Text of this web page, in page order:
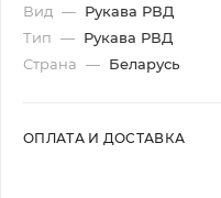
Вид — Рукава РВД
Тип — Рукава РВД
Страна — Беларусь
ОПЛАТА И ДОСТАВКА